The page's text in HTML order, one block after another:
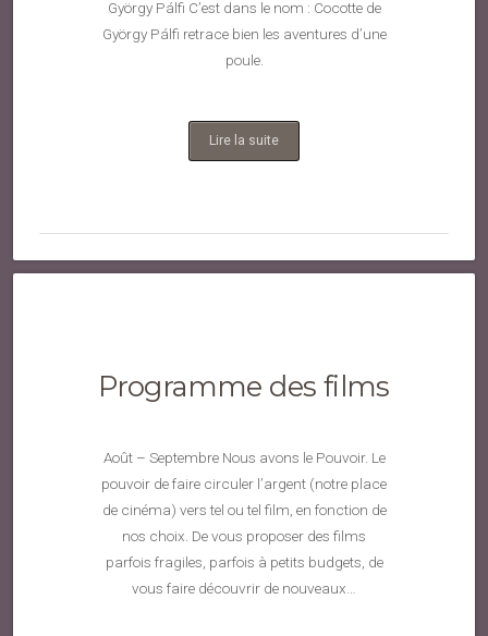
György Pálfi C’est dans le nom : Cocotte de
György Pálfi retrace bien les aventures d’une
poule.
Lire la suite
Programme des films
Août – Septembre Nous avons le Pouvoir. Le
pouvoir de faire circuler l’argent (notre place
de cinéma) vers tel ou tel film, en fonction de
nos choix. De vous proposer des films
parfois fragiles, parfois à petits budgets, de
vous faire découvrir de nouveaux…